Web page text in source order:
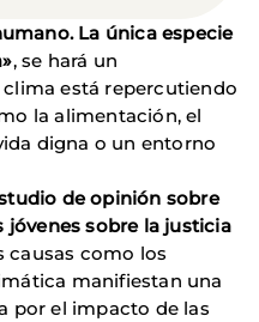
La única especie
, se hará un
está repercutiendo
la alimentación, el
digna o un entorno
de opinión sobre
sobre la justicia
causas como los
manifiestan una
por el impacto de las